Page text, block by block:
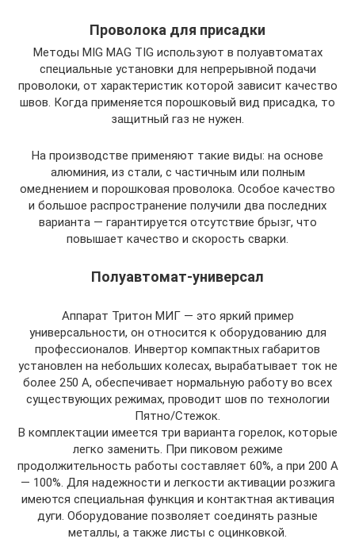
Проволока для присадки
Методы MIG MAG TIG используют в полуавтоматах
специальные установки для непрерывной подачи
проволоки, от характеристик которой зависит качество
швов. Когда применяется порошковый вид присадка, то
защитный газ не нужен.
На производстве применяют такие виды: на основе
алюминия, из стали, с частичным или полным
омеднением и порошковая проволока. Особое качество
и большое распространение получили два последних
варианта — гарантируется отсутствие брызг, что
повышает качество и скорость сварки.
Полуавтомат-универсал
Аппарат Тритон МИГ — это яркий пример
универсальности, он относится к оборудованию для
профессионалов. Инвертор компактных габаритов
установлен на небольших колесах, вырабатывает ток не
более 250 А, обеспечивает нормальную работу во всех
существующих режимах, проводит шов по технологии
Пятно/Стежок.
В комплектации имеется три варианта горелок, которые
легко заменить. При пиковом режиме
продолжительность работы составляет 60%, а при 200 А
— 100%. Для надежности и легкости активации розжига
имеются специальная функция и контактная активация
дуги. Оборудование позволяет соединять разные
металлы, а также листы с оцинковкой.